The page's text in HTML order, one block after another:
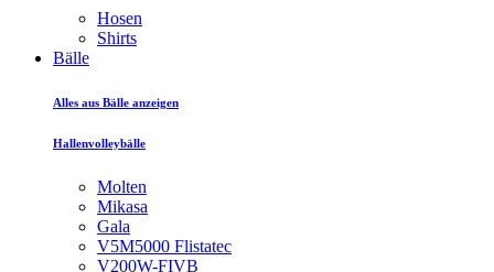
Hosen
Shirts
Bälle
Alles aus Bälle anzeigen
Hallenvolleybälle
Molten
Mikasa
Gala
V5M5000 Flistatec
V200W-FIVB